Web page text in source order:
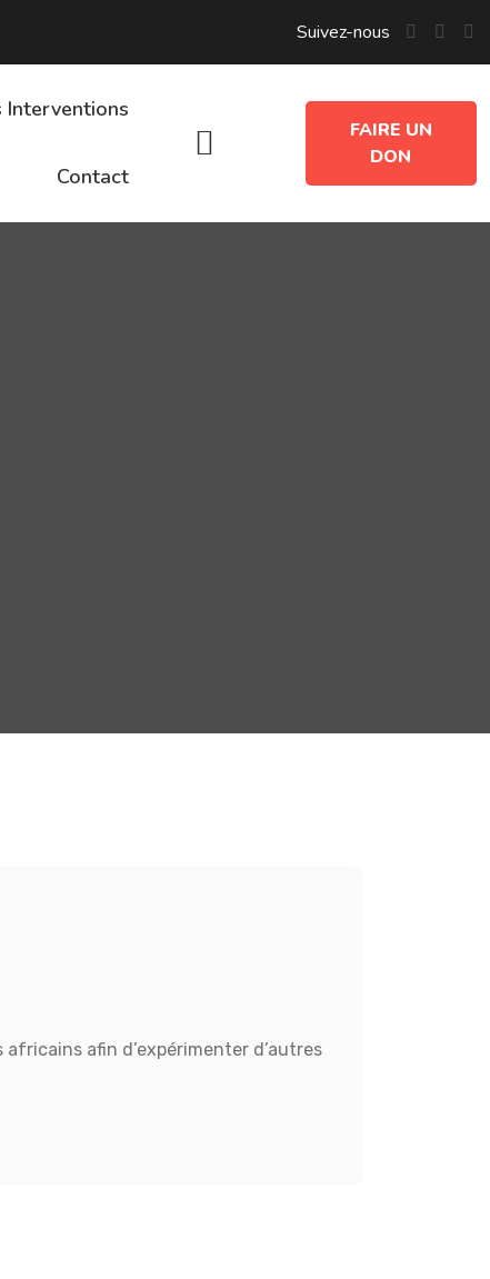
Suivez-nous
Interventions
Contact
FAIRE UN
DON
afin d’expérimenter d’autres